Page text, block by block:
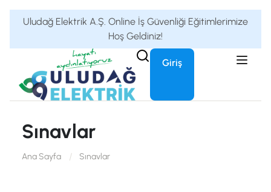
Uludağ Elektrik A.Ş. Online İş Güvenliği Eğitimlerimize
Hoş Geldiniz!
Giriş
Sınavlar
Ana Sayfa Sınavlar